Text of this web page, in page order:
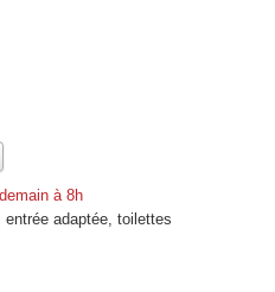
à 8h
entrée adaptée, toilettes